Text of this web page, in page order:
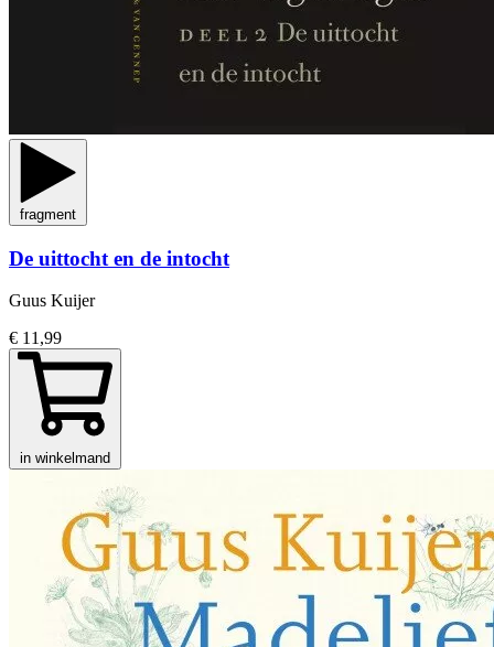
fragment
De uittocht en de intocht
Guus Kuijer
€ 11,99
in winkelmand